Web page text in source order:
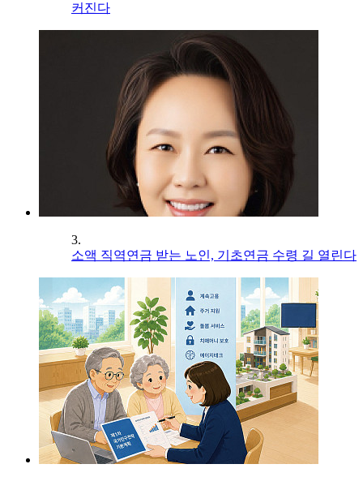
커진다
3.
소액 직역연금 받는 노인, 기초연금 수령 길 열린다